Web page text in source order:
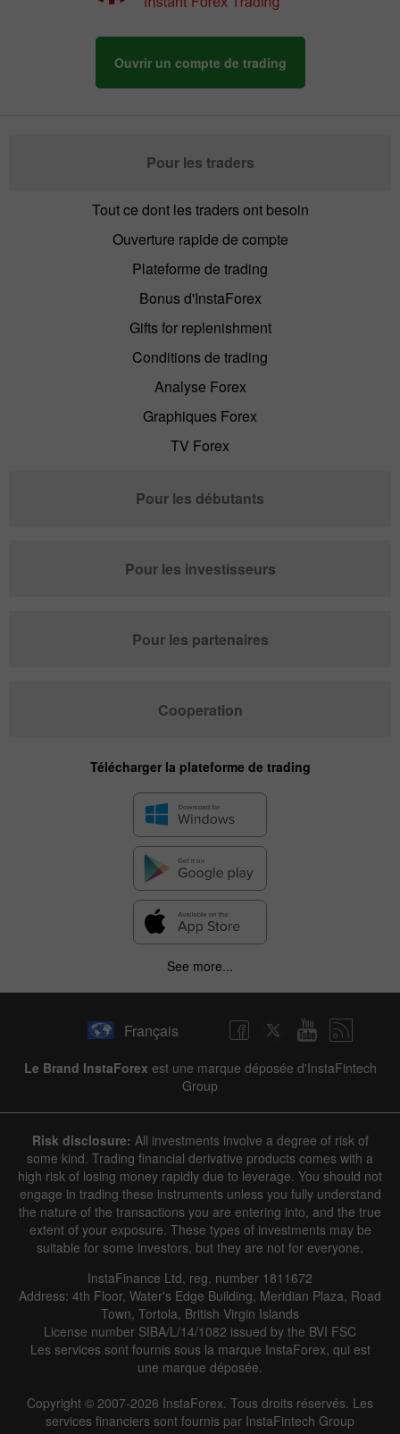
Ouvrir un compte de trading
Pour les traders
Tout ce dont les traders ont besoin
Ouverture rapide de compte
Plateforme de trading
Bonus d'InstaForex
Gifts for replenishment
Conditions de trading
Analyse Forex
Graphiques Forex
TV Forex
Pour les débutants
Pour les investisseurs
Pour les partenaires
Cooperation
Télécharger la plateforme de trading
See more...
Français
Le Brand InstaForex est une marque déposée d'InstaFintech
Group
Risk disclosure: All investments involve a degree of risk of
some kind. Trading financial derivative products comes with a
high risk of losing money rapidly due to leverage. You should not
engage in trading these instruments unless you fully understand
the nature of the transactions you are entering into, and the true
extent of your exposure. These types of investments may be
suitable for some investors, but they are not for everyone.
InstaFinance Ltd, reg. number 1811672
Address: 4th Floor, Water's Edge Building, Meridian Plaza, Road
Town, Tortola, British Virgin Islands
License number SIBA/L/14/1082 issued by the BVI FSC
Les services sont fournis sous la marque InstaForex, qui est
une marque déposée.
Copyright © 2007-2026 InstaForex. Tous droits réservés. Les
services financiers sont fournis par InstaFintech Group